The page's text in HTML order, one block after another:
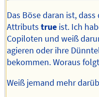
Das Böse daran ist,
Attributstrue ist. Ich
Copiloten und weiß
agieren oder ihre
bekommen. Woraus
Weiß jemand mehr